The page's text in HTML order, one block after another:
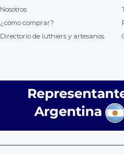
Nosotros
¿cómo comprar?
Directorio de luthiers y artesanos